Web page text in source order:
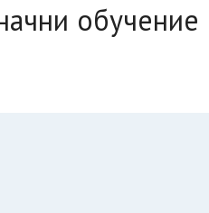
обучение